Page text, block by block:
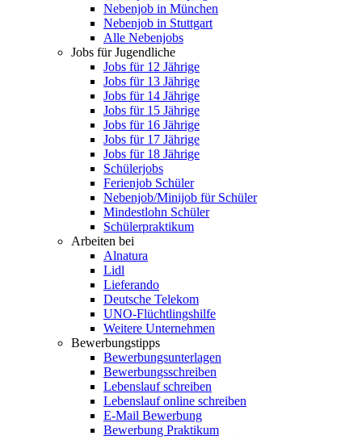
Nebenjob in München
Nebenjob in Stuttgart
Alle Nebenjobs
Jobs für Jugendliche
Jobs für 12 Jährige
Jobs für 13 Jährige
Jobs für 14 Jährige
Jobs für 15 Jährige
Jobs für 16 Jährige
Jobs für 17 Jährige
Jobs für 18 Jährige
Schülerjobs
Ferienjob Schüler
Nebenjob/Minijob für Schüler
Mindestlohn Schüler
Schülerpraktikum
Arbeiten bei
Alnatura
Lidl
Lieferando
Deutsche Telekom
UNO-Flüchtlingshilfe
Weitere Unternehmen
Bewerbungstipps
Bewerbungsunterlagen
Bewerbungsschreiben
Lebenslauf schreiben
Lebenslauf online schreiben
E-Mail Bewerbung
Bewerbung Praktikum